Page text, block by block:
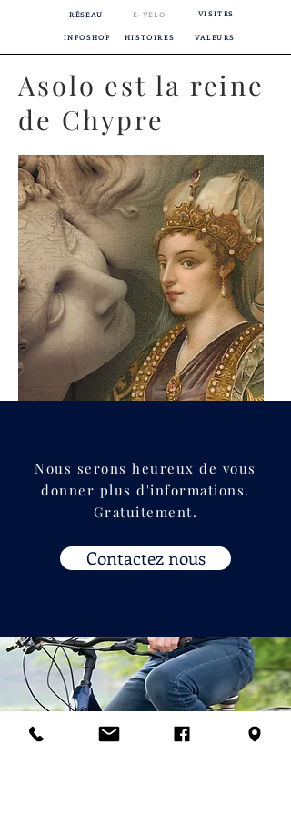
RÉSEAU E-VELO VISITES
INFOSHOP HISTOIRES VALEURS
Asolo est la reine
de Chypre
Nous serons heureux de vous
donner plus d'informations.
Gratuitement.
Contactez nous